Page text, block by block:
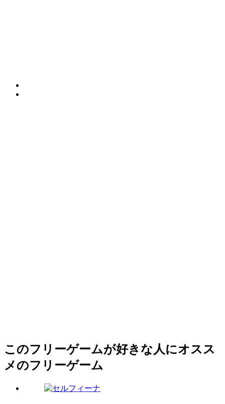
このフリーゲームが好きな人にオスス
メのフリーゲーム